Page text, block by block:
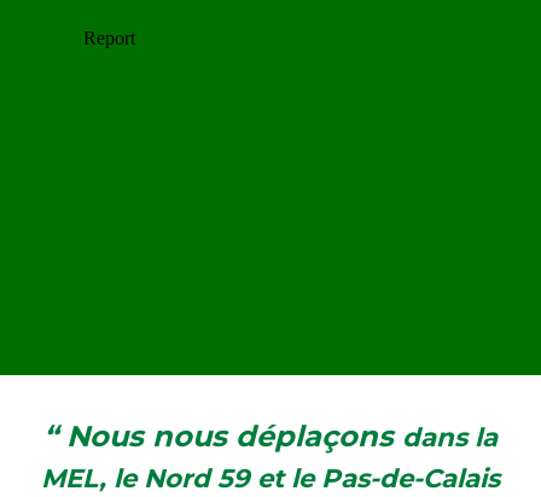
“ Nous nous déplaçons dans la
MEL, le Nord 59 et le Pas-de-Calais